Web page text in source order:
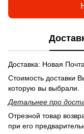
Доставка: Новая
Стоимость доставки
которую вы выбрали.
Детальнее про
Отрезной товар
при его